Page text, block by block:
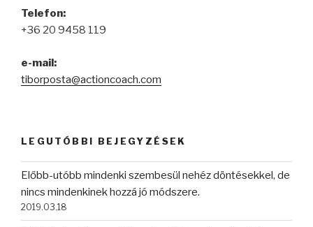
Telefon:
+36 20 9458 119
e-mail:
tiborposta@actioncoach.com
LEGUTÓBBI BEJEGYZÉSEK
Előbb-utóbb mindenki szembesül nehéz döntésekkel, de
nincs mindenkinek hozzá jó módszere.
2019.03.18